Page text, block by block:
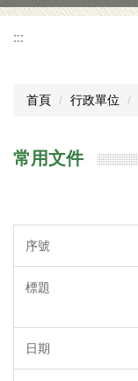
:::
首頁 行政單位
常用文件